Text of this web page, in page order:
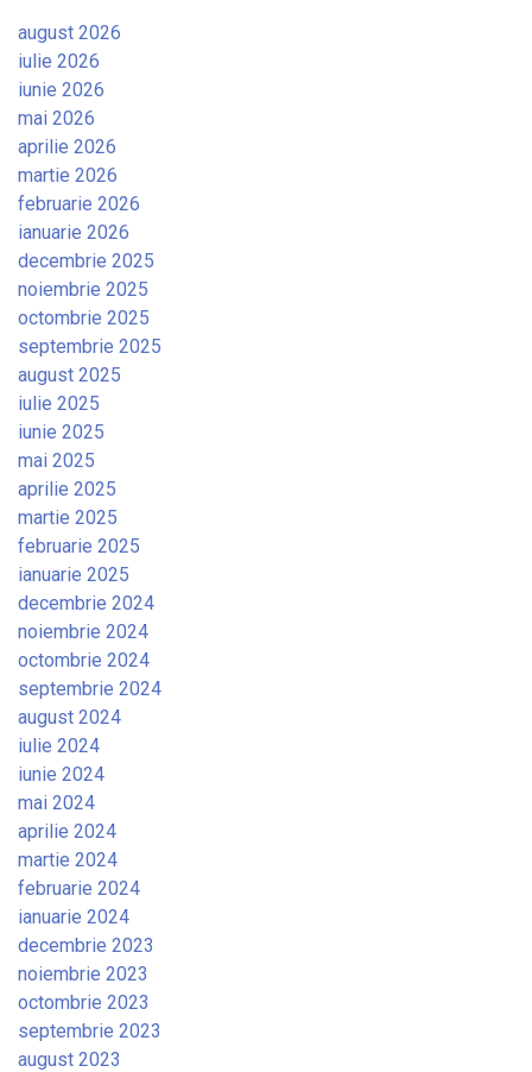
august 2026
iulie 2026
iunie 2026
mai 2026
aprilie 2026
martie 2026
februarie 2026
ianuarie 2026
decembrie 2025
noiembrie 2025
octombrie 2025
septembrie 2025
august 2025
iulie 2025
iunie 2025
mai 2025
aprilie 2025
martie 2025
februarie 2025
ianuarie 2025
decembrie 2024
noiembrie 2024
octombrie 2024
septembrie 2024
august 2024
iulie 2024
iunie 2024
mai 2024
aprilie 2024
martie 2024
februarie 2024
ianuarie 2024
decembrie 2023
noiembrie 2023
octombrie 2023
septembrie 2023
august 2023